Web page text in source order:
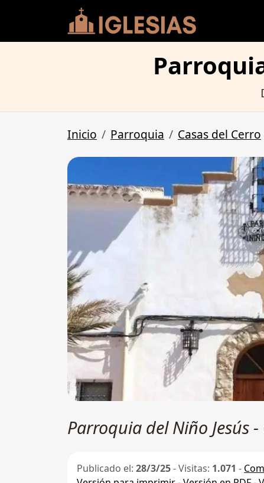
Inicio Parroquia Casas del Cerro
Parroquia del Niño Jesús
Publicado el: 28/3/25-Visitas: 1.071 -